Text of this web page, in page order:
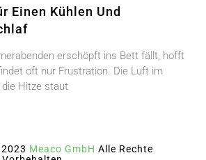
Einen Kühlen Und
erschöpft ins Bett fällt, hofft
oft nur Frustration. Die Luft im
Hitze staut
Meaco GmbH Alle Rechte